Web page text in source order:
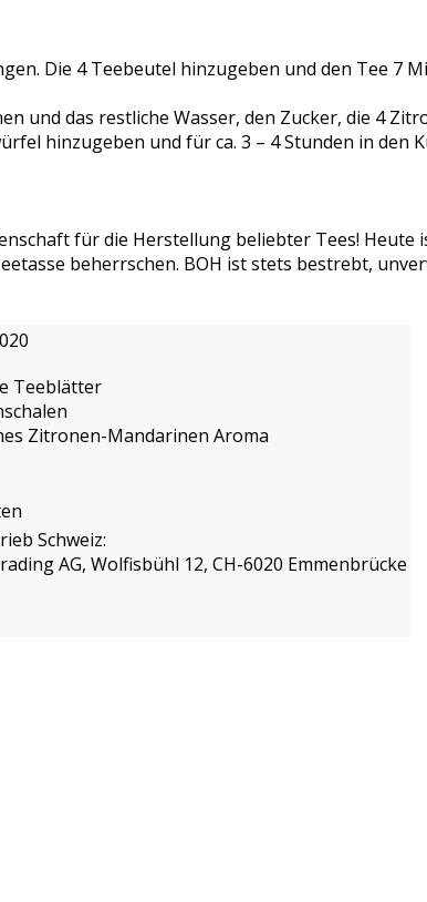
Die 4 Teebeutel hinzugeben und den Tee 7
und das restliche Wasser, den Zucker, die 4
hinzugeben und für ca. 3 – 4 Stunden in
für die Herstellung beliebter Tees!
beherrschen. BOH ist stets bestrebt,
Teeblätter
Zitronen-Mandarinen Aroma
Schweiz:
AG, Wolfisbühl 12, CH-6020 Emmenbrücke